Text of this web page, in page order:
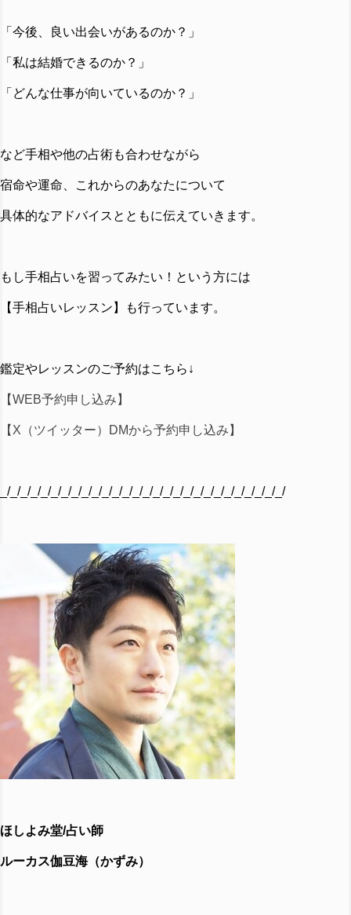
「今後、良い出会いがあるのか？」
「私は結婚できるのか？」
「どんな仕事が向いているのか？」
など手相や他の占術も合わせながら
宿命や運命、これからのあなたについて
具体的なアドバイスとともに伝えていきます。
もし手相占いを習ってみたい！という方には
【手相占いレッスン】も行っています。
鑑定やレッスンのご予約はこちら↓
【WEB予約申し込み】
【X（ツイッター）DMから予約申し込み】
_/_/_/_/_/_/_/_/_/_/_/_/_/_/_/_/_/_/_/_/_/_/_/_/_/_/_/_/
ほしよみ堂/占い師
ルーカス伽豆海（かずみ）